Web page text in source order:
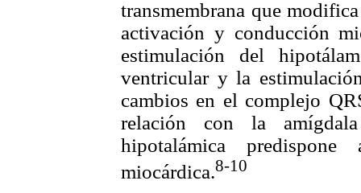
transmembrana que
activación y conducción
estimulación del
ventricular y la
cambios en el complejo
relación con la
hipotalámica
miocárdica.8-10